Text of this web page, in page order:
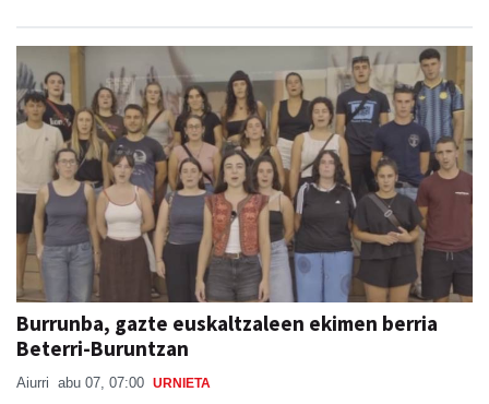
Burrunba, gazte euskaltzaleen ekimen berria
Beterri-Buruntzan
Aiurri abu 07, 07:00 URNIETA